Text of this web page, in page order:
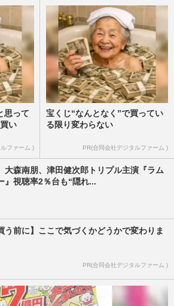
思って
い
ファーム )
宝くじ“なんとなく”で買ってい
る限り変わらない
PR(合同会社デジタルファーム )
大森南朋、津田健次郎トリプル主演『ラム
』視聴率2％台も“隠れ...
う前に】ここで気づくかどうかで変わりま
PR(合同会社デジタルファーム )